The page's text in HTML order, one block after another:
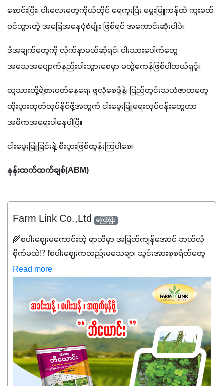
စောင်းပြီး၊ ငါးလေးတွေကိုယ်တိုင် ရေကူးပြီး မွေးမြူကန်ထဲ ကူးခတ်
ဝင်သွားတဲ့ အခြေအနေပုံစံမျိုး ဖြစ်ရင် အကောင်းဆုံးပါပဲ။
ဒီအချက်တွေကို လိုက်နာမယ်ဆိုရင်၊ ငါးသားပေါက်တွေ
အသေအပျောက်နည်းပါးသွားစေမှာ မလွဲဧကန်ဖြစ်ပါတယ်ရှင့်။
လူသားတို့ရဲ့စားဝတ်နေရေး ဖူလုံစေဖို့နဲ့၊ ပြည်တွင်းသယံဇာတတွေ
တိုးပွားထုတ်လုပ်နိုင်ဖို့အတွက် ငါးမွေးမြူရေးလုပ်ငန်းတွေဟာ
အဓိကအရေးပါနေပါပြီ။
ငါးမွေးမြူခြင်းနဲ့ စီးပွားဖြစ်ထွန်းကြပါစေ။
နန်းထက်ထက်ချစ်(ABM)
Farm Link Co.,Ltd ကြော်ငြာ
🌾စပါးဈေးမကောင်းတဲ့ ရာသီမှာ အမြတ်ကျန်အောင် ဘယ်လို
စိုက်မလဲ⁉️ ❗စပါးဈေးကလည်းမသေချာ၊ သွင်းအားစုစရိတ်တွေ
ကလည်း တက်နေတဲ့ဒီလိုအချိန်မှာ သွင်းအားစုဖိုးကို လျှော့ချပြီး
အထွက်နှုန်းကို ထိန်းထားနိုင်မှ ဦးကြီးတို့ အဆင်ပြေမှာနော် ✔️ဒါ
ကြောင့် ကိုယ်သုံးသမျှ ကိုယ့်အတွက်အကျိုးရစေမယ့်
အရည်အသွေးစိတ်ချရတဲ့ သွင်းအားစုပစ္စည်းတွေကိုပဲ ရွေးချယ်
သုံးသင့်ပါတယ်။
Read more